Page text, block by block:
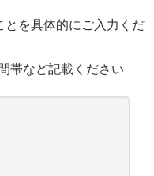
とを具体的にご入力くだ
帯など記載ください